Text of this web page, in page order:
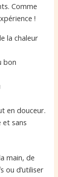
Comme
!
la chaleur
bon
en douceur.
sans
main, de
ou d’utiliser